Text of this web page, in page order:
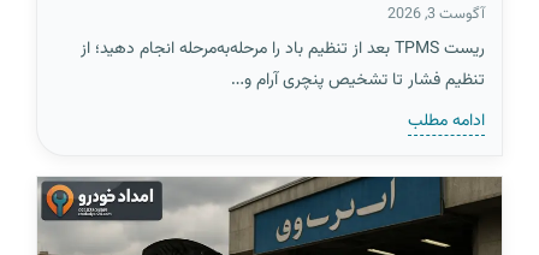
آگوست 3, 2026
ریست TPMS بعد از تنظیم باد را مرحله‌به‌مرحله انجام دهید؛ از
تنظیم فشار تا تشخیص پنچری آرام و…
ادامه مطلب